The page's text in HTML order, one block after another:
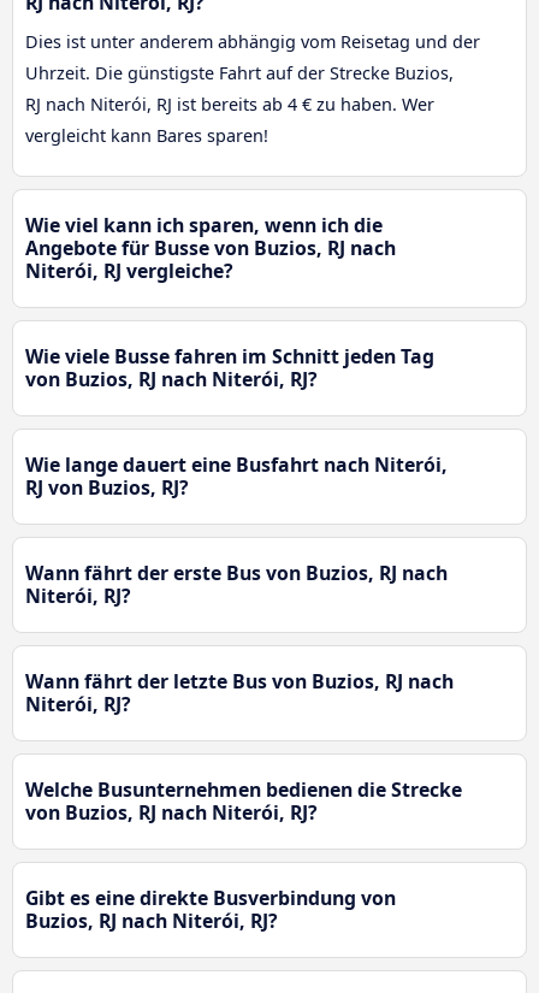
Dies ist unter anderem abhängig vom Reisetag und der
Uhrzeit. Die günstigste Fahrt auf der Strecke Buzios,
RJ nach Niterói, RJ ist bereits ab 4 € zu haben. Wer
vergleicht kann Bares sparen!
Wie viel kann ich sparen, wenn ich die
Angebote für Busse von Buzios, RJ nach
Niterói, RJ vergleiche?
Wie viele Busse fahren im Schnitt jeden Tag
von Buzios, RJ nach Niterói, RJ?
Wie lange dauert eine Busfahrt nach Niterói,
RJ von Buzios, RJ?
Wann fährt der erste Bus von Buzios, RJ nach
Niterói, RJ?
Wann fährt der letzte Bus von Buzios, RJ nach
Niterói, RJ?
Welche Busunternehmen bedienen die Strecke
von Buzios, RJ nach Niterói, RJ?
Gibt es eine direkte Busverbindung von
Buzios, RJ nach Niterói, RJ?